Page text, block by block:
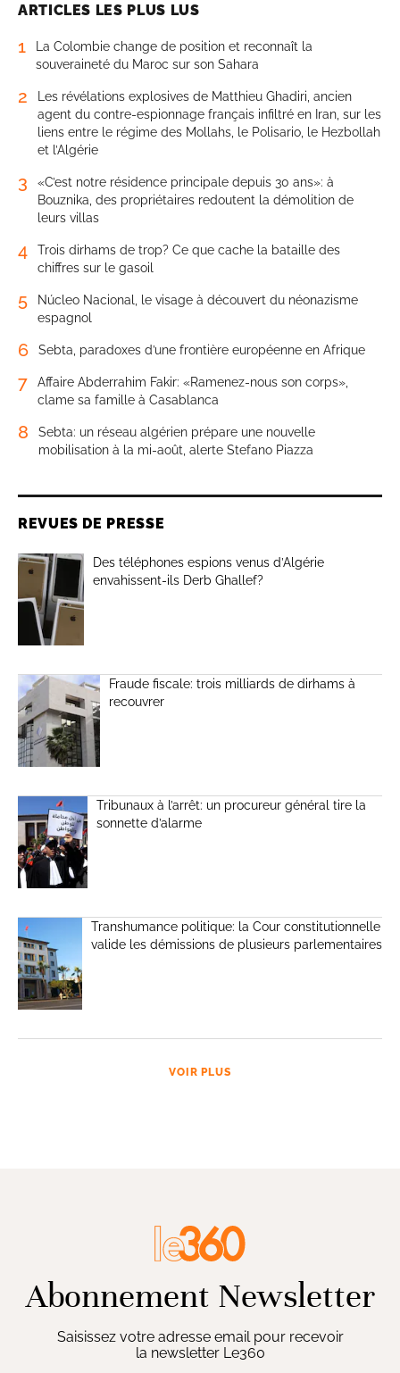
ARTICLES LES PLUS LUS
1
La Colombie change de position et reconnaît la
souveraineté du Maroc sur son Sahara
2
Les révélations explosives de Matthieu Ghadiri, ancien
agent du contre-espionnage français infiltré en Iran, sur les
liens entre le régime des Mollahs, le Polisario, le Hezbollah
et l’Algérie
3
«C’est notre résidence principale depuis 30 ans»: à
Bouznika, des propriétaires redoutent la démolition de
leurs villas
4
Trois dirhams de trop? Ce que cache la bataille des
chiffres sur le gasoil
5
Núcleo Nacional, le visage à découvert du néonazisme
espagnol
6 Sebta, paradoxes d’une frontière européenne en Afrique
7
Affaire Abderrahim Fakir: «Ramenez-nous son corps»,
clame sa famille à Casablanca
8
Sebta: un réseau algérien prépare une nouvelle
mobilisation à la mi-août, alerte Stefano Piazza
REVUES DE PRESSE
Des téléphones espions venus d’Algérie
envahissent-ils Derb Ghallef?
Fraude fiscale: trois milliards de dirhams à
recouvrer
Tribunaux à l’arrêt: un procureur général tire la
sonnette d’alarme
Transhumance politique: la Cour constitutionnelle
valide les démissions de plusieurs parlementaires
VOIR PLUS
Abonnement Newsletter
Saisissez votre adresse email pour recevoir
la newsletter Le360